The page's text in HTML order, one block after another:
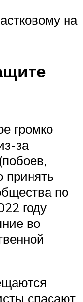
на
громко
за
принять
по
году
во
спасают